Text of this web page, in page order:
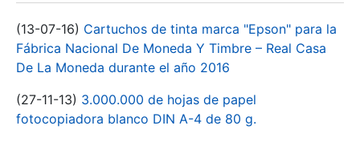
(13-07-16) Cartuchos de tinta marca "Epson" para la
Fábrica Nacional De Moneda Y Timbre – Real Casa
De La Moneda durante el año 2016
(27-11-13) 3.000.000 de hojas de papel
fotocopiadora blanco DIN A-4 de 80 g.